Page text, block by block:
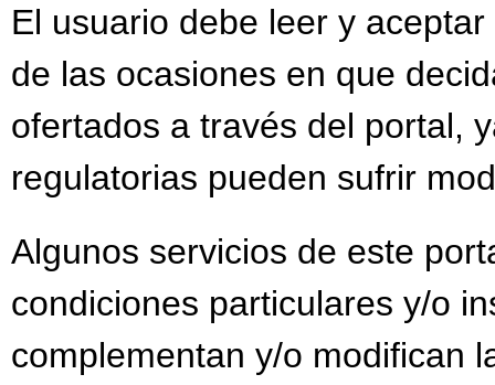
El usuario debe leer y
de las ocasiones en que
ofertados a través del portal,
regulatorias pueden sufrir
Algunos servicios de este
condiciones particulares y/o
complementan y/o modifican